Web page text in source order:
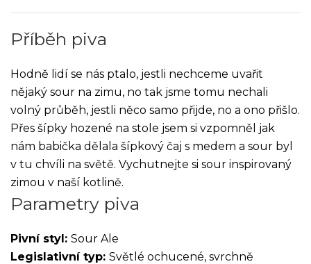
Příběh piva
Hodně lidí se nás ptalo, jestli nechceme uvařit
nějaký sour na zimu, no tak jsme tomu nechali
volný průběh, jestli něco samo přijde, no a ono přišlo.
Přes šípky hozené na stole jsem si vzpomněl jak
nám babička dělala šípkový čaj s medem a sour byl
v tu chvíli na světě. Vychutnejte si sour inspirovaný
zimou v naší kotlině.
Parametry piva
Pivní styl: Sour Ale
Legislativní typ: Světlé ochucené, svrchně